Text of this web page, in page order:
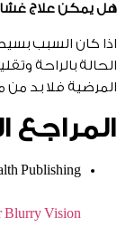
هل يمكن علاج
اذا كان السبب
الحالة بالراحة
المرضية فلا بد من
المراجع
Publishing.
Vision?